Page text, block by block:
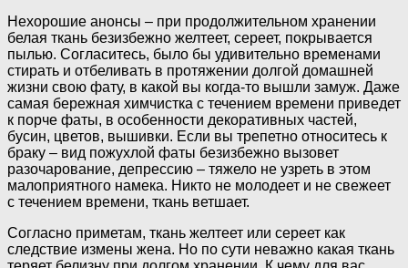
Нехорошие анонсы – при продолжительном хранении
белая ткань безизбежно желтеет, сереет, покрывается
пылью. Согласитесь, было бы удивительно временами
стирать и отбеливать в протяжении долгой домашней
жизни свою фату, в какой вы когда-то вышли замуж. Даже
самая бережная химчистка с течением времени приведет
к порче фаты, в особенности декоративных частей,
бусин, цветов, вышивки. Если вы трепетно относитесь к
браку – вид пожухлой фаты безизбежно вызовет
разочарование, депрессию – тяжело не узреть в этом
малоприятного намека. Никто не молодеет и не свежеет
с течением времени, ткань ветшает.
Согласно приметам, ткань желтеет или сереет как
следствие измены жена. Но по сути неважно какая ткань